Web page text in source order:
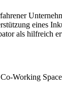
eines
als hilfreich
Working